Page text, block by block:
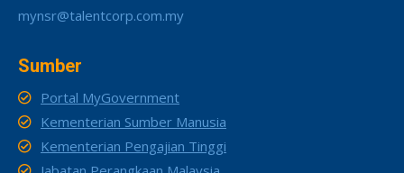
mynsr@talentcorp.com.my
Sumber
Portal MyGovernment
Kementerian Sumber Manusia
Kementerian Pengajian Tinggi